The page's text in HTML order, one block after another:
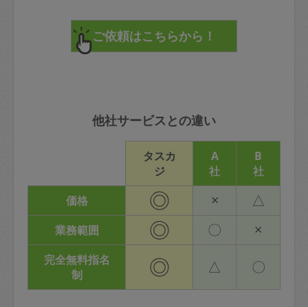
他社サービスとの違い
タスカ
ジ
A
社
B
社
価格
◎ × △
業務範囲 ◎ 〇 ×
完全無料指名
制
◎ △ 〇